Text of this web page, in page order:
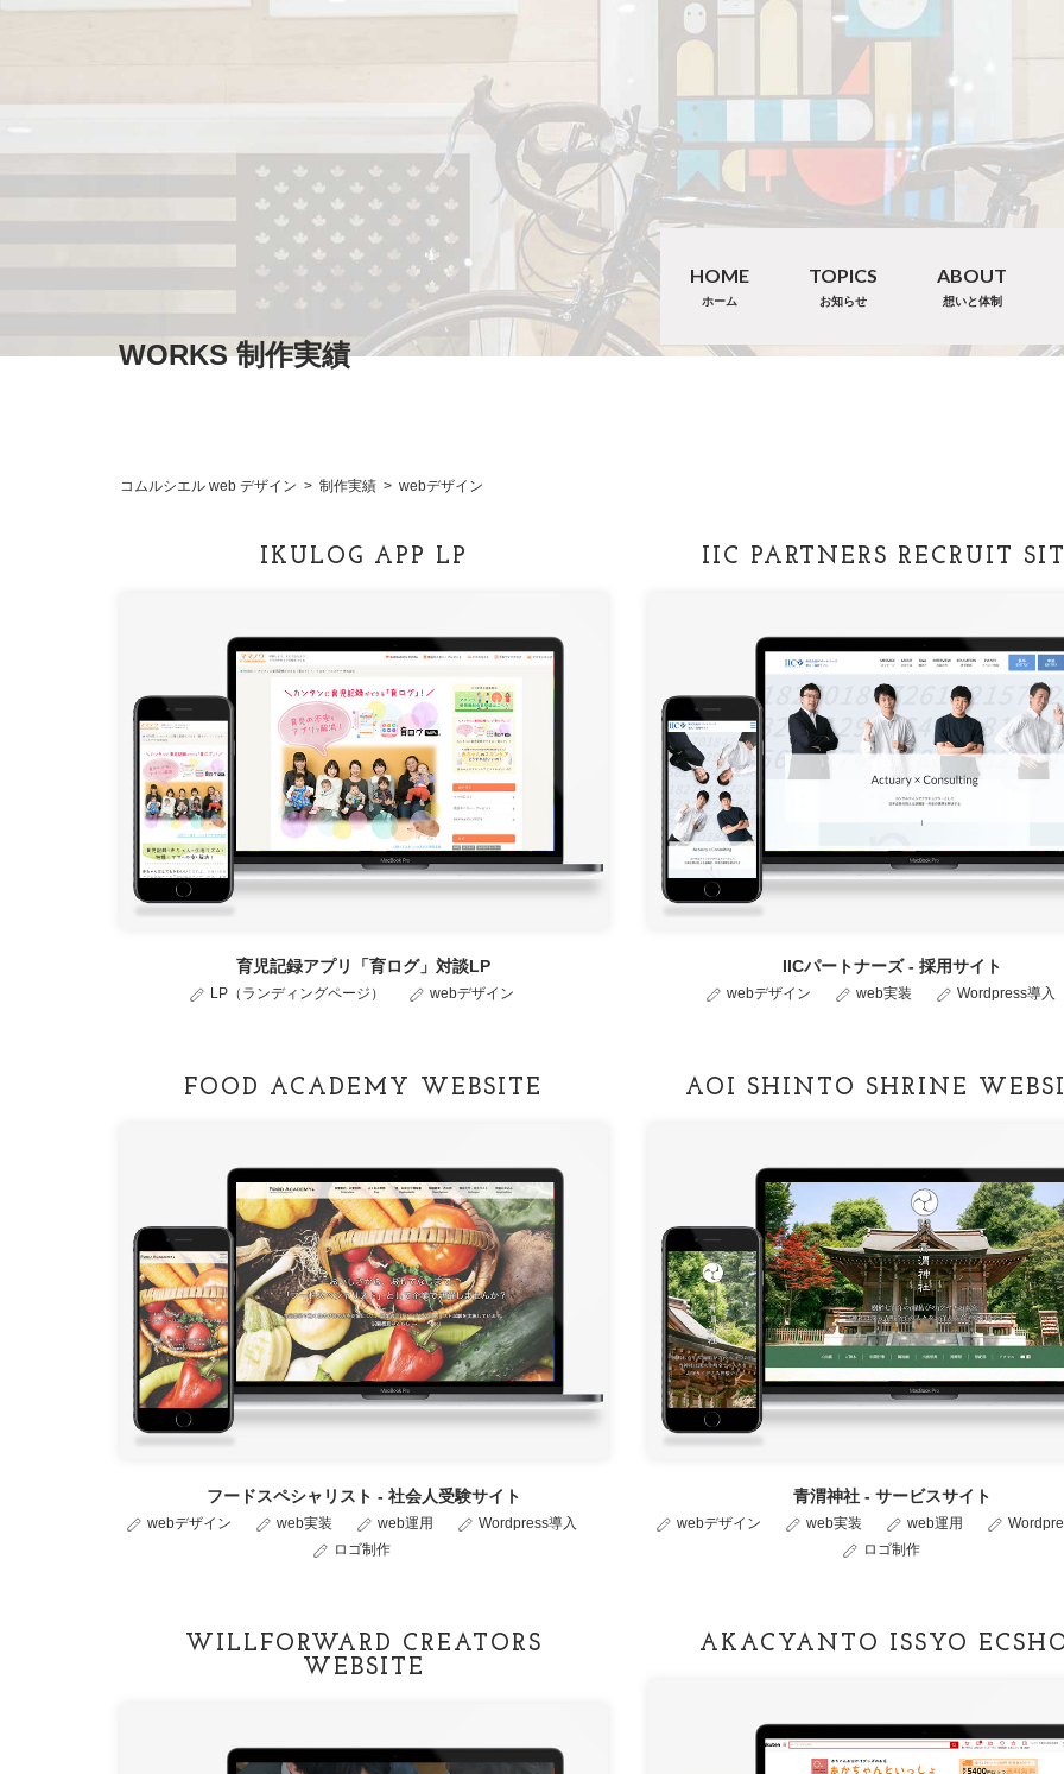
HOME
ホーム
TOPICS
お知らせ
ABOUT
想いと体制
WORKS 制作実績
コムルシエル web デザイン > 制作実績> webデザイン
IKULOG APP LP
育児記録アプリ「育ログ」対談LP
LP（ランディングページ） webデザイン
IIC PARTNERS RECRUIT
IICパートナーズ - 採用サイト
webデザイン web実装 Wordpress導入
FOOD ACADEMY WEBSITE
フードスペシャリスト - 社会人受験サイト
webデザイン web実装 web運用
Wordpress導入
ロゴ制作
AOI SHINTO SHRINE
青渭神社 - サービスサイト
webデザイン web実装 web運用
ロゴ制作
WILLFORWARD CREATORS
WEBSITE
AKACYANTO ISSYO